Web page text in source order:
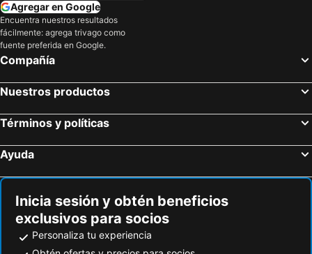
Agregar en Google
Encuentra nuestros resultados
fácilmente: agrega trivago como
fuente preferida en Google.
Compañía
Nuestros productos
Términos y políticas
Ayuda
Inicia sesión y obtén beneficios
exclusivos para socios
Personaliza tu experiencia